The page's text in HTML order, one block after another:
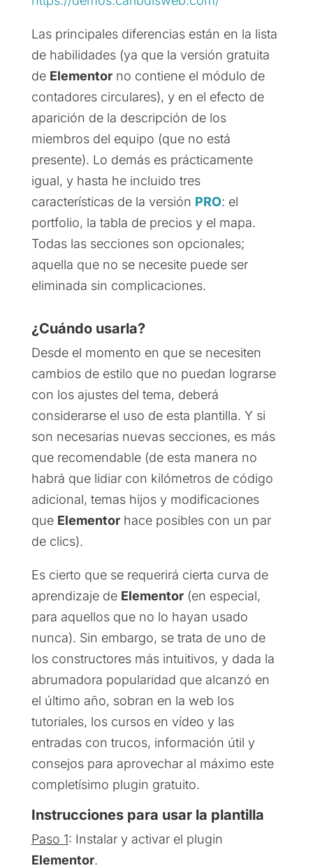
Las principales diferencias están en la lista
de habilidades (ya que la versión gratuita
de Elementorno contiene el módulo de
contadores circulares), y en el efecto de
aparición de la descripción de los
miembros del equipo (que no está
presente). Lo demás es prácticamente
igual, y hasta he incluido tres
características de la versión PRO: el
portfolio, la tabla de precios y el mapa.
Todas las secciones son opcionales;
aquella que no se necesite puede ser
eliminada sin complicaciones.
¿Cuándo usarla?
Desde el momento en que se necesiten
cambios de estilo que no puedan lograrse
con los ajustes del tema, deberá
considerarse el uso de esta plantilla. Y si
son necesarias nuevas secciones, es más
que recomendable (de esta manera no
habrá que lidiar con kilómetros de código
adicional, temas hijos y modificaciones
que Elementorhace posibles con un par
de clics).
Es cierto que se requerirá cierta curva de
aprendizaje de Elementor(en especial,
para aquellos que no lo hayan usado
nunca). Sin embargo, se trata de uno de
los constructores más intuitivos, y dada la
abrumadora popularidad que alcanzó en
el último año, sobran en la web los
tutoriales, los cursos en vídeo y las
entradas con trucos, información útil y
consejos para aprovechar al máximo este
completísimo plugin gratuito.
Instrucciones para usar la plantilla
Paso 1: Instalar y activar el plugin
Elementor.